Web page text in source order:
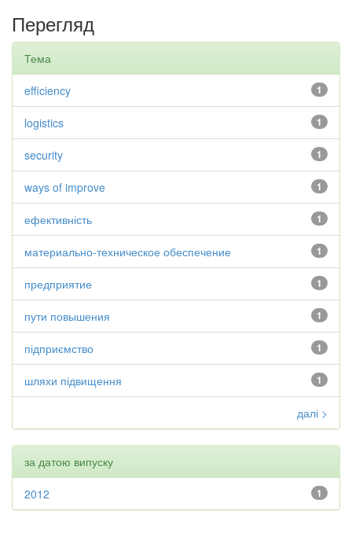
Перегляд
Тема
1
efficiency
1
logistics
1
security
1
ways of improve
1
ефективність
1
материально-техническое обеспечение
1
предприятие
1
пути повышения
1
підприємство
1
шляхи підвищення
далі >
за датою випуску
1
2012